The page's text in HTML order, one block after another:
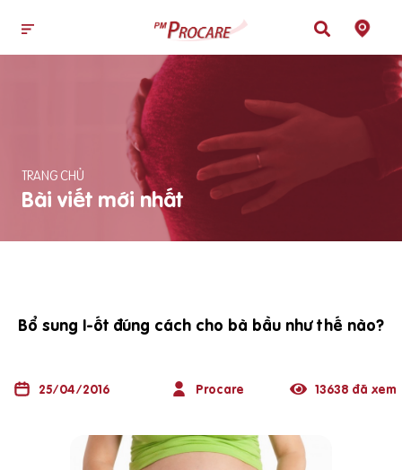
TRANG CHỦ
Bài viết mới nhất
Bổ sung I-ốt đúng cách cho bà bầu như thế nào?
25/04/2016 Procare 13638 đã xem